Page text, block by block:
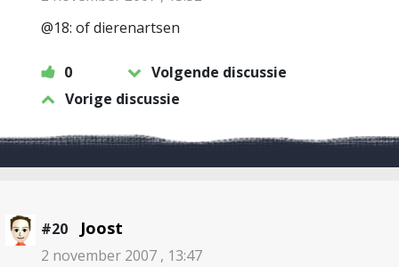
@18: of dierenartsen
0
Volgende discussie
Vorige discussie
#20 Joost
2 november 2007 , 13:47